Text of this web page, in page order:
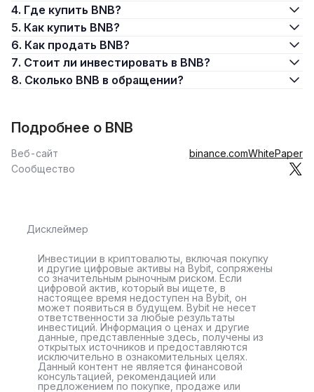
История создания: от токена Binance до
самостоятельного блокчейна
Путь Binance Coin начался в 2017 году с ICO на базе сети
Ethereum. Однако амбиции проекта быстро переросли
рамки ERC-20 токена. В 2019 году был запущен первый
Именно появление BSC, совместимой с виртуальной
машиной Ethereum, стало катализатором взрывного роста.
Binance Coin превратился из биржевого купона в
В чем ценность и уникальность BNB?
Ценность Binance Coin определяется его
многогранностью. Владельцы используют монету для
обеспечения безопасности сети через стейкинг, получая
за это пассивное вознаграждение. Кроме того, Binance
Coin открывает доступ к Launchpad — платформе, где
рождаются новые перспективные криптопроекты.
Высокая скорость транзакций и низкие комиссии делают
его востребованным и в повседневных платежах, от
4. Где купить BNB?
5. Как купить BNB?
6. Как продать BNB?
7. Стоит ли инвестировать в BNB?
8. Сколько BNB в обращении?
Подробнее о BNB
Веб-сайт binance.comWhitePaper
Сообщество
Дисклеймер
Инвестиции в криптовалюты, включая покупку
и другие цифровые активы на Bybit, сопряжены
со значительным рыночным риском. Если
цифровой актив, который вы ищете, в
настоящее время недоступен на Bybit, он
может появиться в будущем. Bybit не несет
ответственности за любые результаты
инвестиций. Информация о ценах и другие
данные, представленные здесь, получены из
открытых источников и предоставляются
исключительно в ознакомительных целях.
Данный контент не является финансовой
консультацией, рекомендацией или
предложением по покупке, продаже или